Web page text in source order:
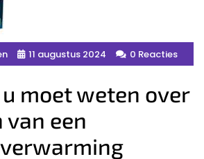
11 augustus 2024 0 Reacties
moet weten over
van een